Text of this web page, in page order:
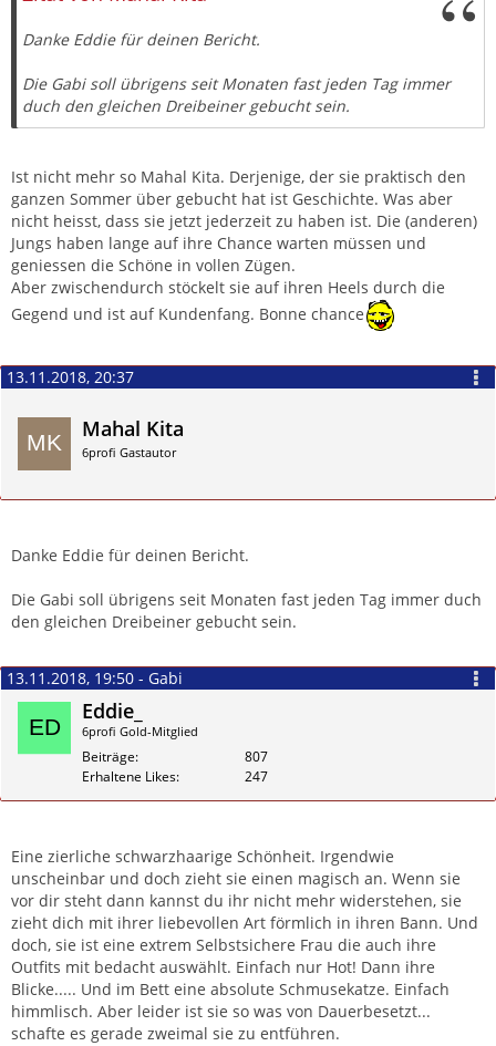
Danke Eddie für deinen Bericht.
Die Gabi soll übrigens seit Monaten fast jeden Tag immer
duch den gleichen Dreibeiner gebucht sein.
Ist nicht mehr so Mahal Kita. Derjenige, der sie praktisch den
ganzen Sommer über gebucht hat ist Geschichte. Was aber
nicht heisst, dass sie jetzt jederzeit zu haben ist. Die (anderen)
Jungs haben lange auf ihre Chance warten müssen und
geniessen die Schöne in vollen Zügen.
Aber zwischendurch stöckelt sie auf ihren Heels durch die
Gegend und ist auf Kundenfang. Bonne chance
13.11.2018, 20:37
Mahal Kita
6profi Gastautor
Danke Eddie für deinen Bericht.
Die Gabi soll übrigens seit Monaten fast jeden Tag immer duch
den gleichen Dreibeiner gebucht sein.
13.11.2018, 19:50 - Gabi
Eddie_
6profi Gold-Mitglied
Beiträge
807
Erhaltene Likes
247
Eine zierliche schwarzhaarige Schönheit. Irgendwie
unscheinbar und doch zieht sie einen magisch an. Wenn sie
vor dir steht dann kannst du ihr nicht mehr widerstehen, sie
zieht dich mit ihrer liebevollen Art förmlich in ihren Bann. Und
doch, sie ist eine extrem Selbstsichere Frau die auch ihre
Outfits mit bedacht auswählt. Einfach nur Hot! Dann ihre
Blicke..... Und im Bett eine absolute Schmusekatze. Einfach
himmlisch. Aber leider ist sie so was von Dauerbesetzt...
schafte es gerade zweimal sie zu entführen.